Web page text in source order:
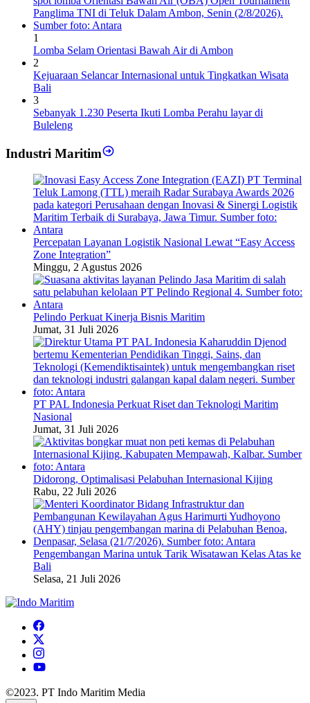
1
Lomba Selam Orientasi Bawah Air di Ambon
2
Kejuaraan Selancar Internasional untuk Tingkatkan Wisata
Bali
3
Sebanyak 1.230 Peserta Ikuti Lomba Perahu layar di
Buleleng
Industri Maritim
Percepatan Layanan Logistik Nasional Lewat “Easy Access
Zone Integration”
Minggu, 2 Agustus 2026
Pelindo Perkuat Kinerja Bisnis Maritim
Jumat, 31 Juli 2026
PT PAL Indonesia Perkuat Riset dan Teknologi Maritim
Nasional
Jumat, 31 Juli 2026
Didorong, Optimalisasi Pelabuhan Internasional Kijing
Rabu, 22 Juli 2026
Pengembangan Marina untuk Tarik Wisatawan Kelas Atas ke
Bali
Selasa, 21 Juli 2026
©2023. PT Indo Maritim Media